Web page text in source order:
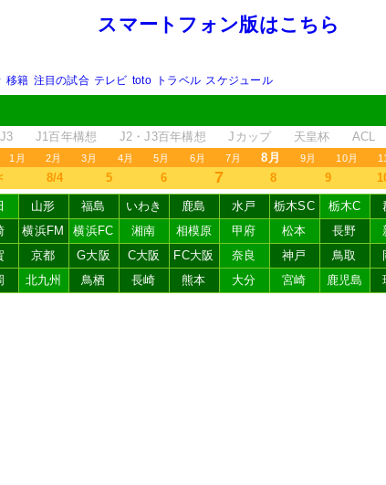
スマートフォン版はこちら
移籍 注目の試合 テレビ toto トラベル スケジュール
J3 J1百年構想 J2・J3百年構想 Jカップ 天皇杯 ACL
1月 2月 3月 4月 5月 6月 7月 8月 9月 10月
8/4 5 6 7 8 9
山形 福島 いわき 鹿島 水戸 栃木SC 栃木C
横浜FM 横浜FC 湘南 相模原 甲府 松本 長野
京都 G大阪 C大阪 FC大阪 奈良 神戸 鳥取
北九州 鳥栖 長崎 熊本 大分 宮崎 鹿児島